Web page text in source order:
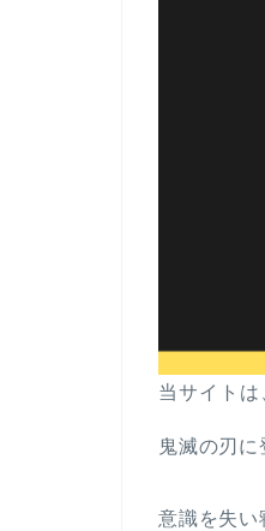
当サイトは
鬼滅の刃に
意識を失い